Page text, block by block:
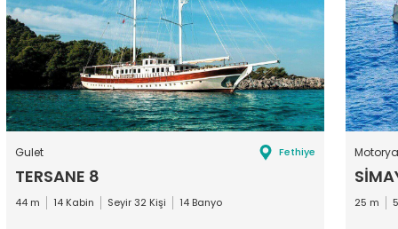
Gulet Fethiye
TERSANE 8
44 m 14 Kabin Seyir 32 Kişi 14 Banyo 25 m